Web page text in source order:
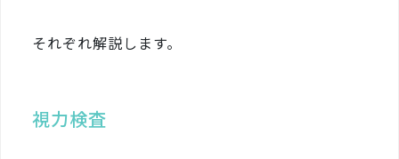
それぞれ解説します。
視力検査